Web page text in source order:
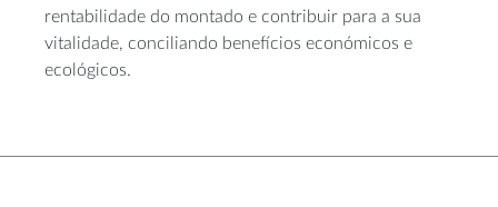
rentabilidade do montado e contribuir para a sua
vitalidade, conciliando benefícios económicos e
ecológicos.